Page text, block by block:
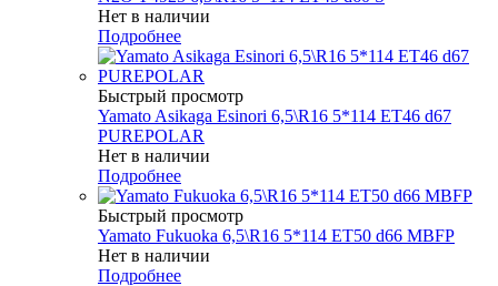
Нет в наличии
Подробнее
Быстрый просмотр
Yamato Asikaga Esinori 6,5\R16 5*114 ET46 d67
PUREPOLAR
Нет в наличии
Подробнее
Быстрый просмотр
Yamato Fukuoka 6,5\R16 5*114 ET50 d66 MBFP
Нет в наличии
Подробнее